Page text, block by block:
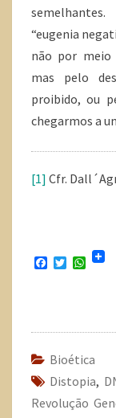
“eugenia
não por meio
mas pelo
proibido, ou
chegarmos a
[1] Cfr.
k
T
W
Bioética
Distopia,
Revolução